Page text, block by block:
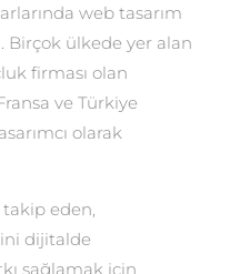
web tasarım
Birçok ülkede yer alan
firması olan
ve Türkiye
olarak
eden,
dijitalde
sağlamak için